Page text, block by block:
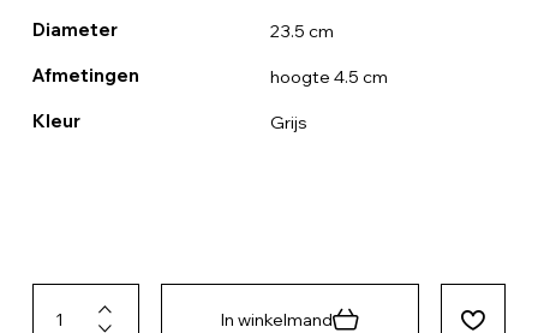
Diameter 23.5 cm
Afmetingen hoogte 4.5 cm
Kleur Grijs
In winkelmand